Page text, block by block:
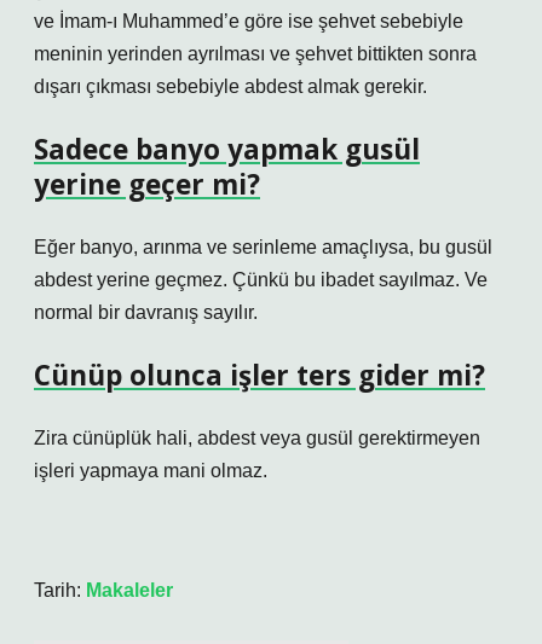
ve İmam-ı Muhammed’e göre ise şehvet sebebiyle
meninin yerinden ayrılması ve şehvet bittikten sonra
dışarı çıkması sebebiyle abdest almak gerekir.
Sadece banyo yapmak gusül
yerine geçer mi?
Eğer banyo, arınma ve serinleme amaçlıysa, bu gusül
abdest yerine geçmez. Çünkü bu ibadet sayılmaz. Ve
normal bir davranış sayılır.
Cünüp olunca işler ters gider mi?
Zira cünüplük hali, abdest veya gusül gerektirmeyen
işleri yapmaya mani olmaz.
Tarih: Makaleler